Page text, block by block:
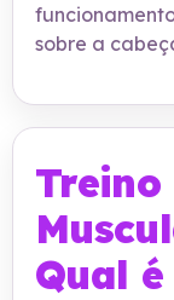
sobre a
Treino
Qual